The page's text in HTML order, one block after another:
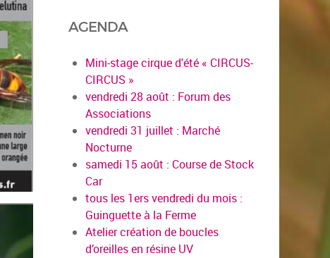
AGENDA
Mini-stage cirque d'été « CIRCUS-
CIRCUS »
vendredi 28 août : Forum des
Associations
vendredi 31 juillet : Marché
Nocturne
samedi 15 août : Course de Stock
Car
tous les 1ers vendredi du mois :
Guinguette à la Ferme
Atelier création de boucles
d’oreilles en résine UV